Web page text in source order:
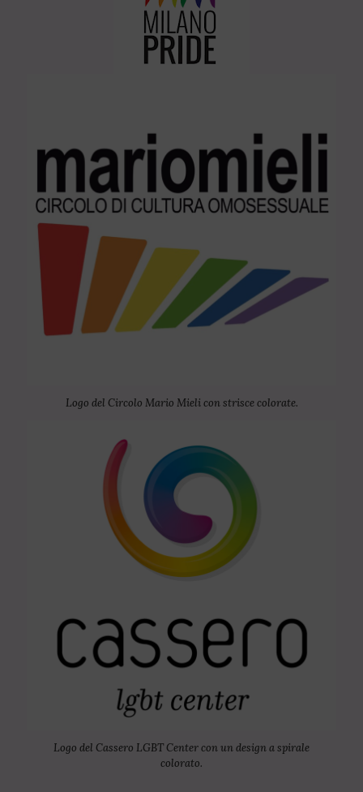
Logo del Circolo Mario Mieli con strisce colorate.
Logo del Cassero LGBT Center con un design a spirale
colorato.